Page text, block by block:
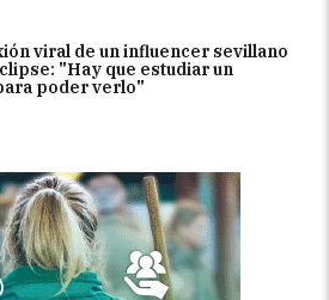
viral de un influencer sevillano
"Hay que estudiar un
poder verlo"